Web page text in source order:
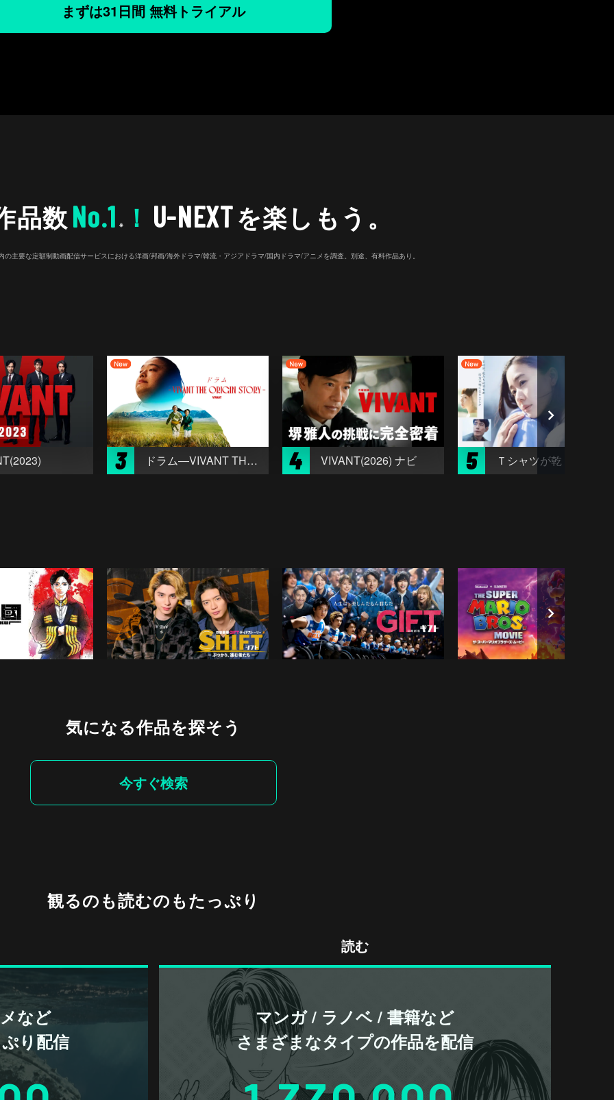
まずは31日間 無料トライアル
品数No.1 ※ ！ U-NEXTを楽しもう。
主要な定額制動画配信サービスにおける洋画/邦画/海外ドラマ/韓流・アジアドラマ/国内ドラマ/アニメを調査。別途、有料作品あり。
3 ドラム―VIVANT THE ORIGIN STORY― 4 VIVANT(2026) ナビ 5 Ｔシャツが乾くまで
気になる作品を探そう
今すぐ検索
観るのも読むのもたっぷり
読む
など
り配信
マンガ / ラノベ / 書籍など
さまざまなタイプの作品を配信